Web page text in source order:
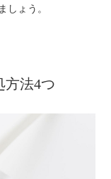
しょう。
方法4つ